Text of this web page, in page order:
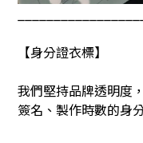
【身分證衣標】
我們堅持品牌透明度
簽名、製作時數的身